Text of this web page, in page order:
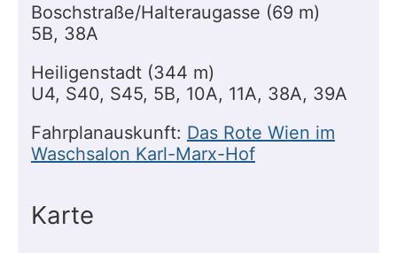
Boschstraße/Halteraugasse (69 m)
5B, 38A
Heiligenstadt (344 m)
U4, S40, S45, 5B, 10A, 11A, 38A, 39A
Fahrplanauskunft: Das Rote Wien im
Waschsalon Karl-Marx-Hof
Karte